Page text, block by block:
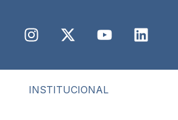
INSTITUCIONAL